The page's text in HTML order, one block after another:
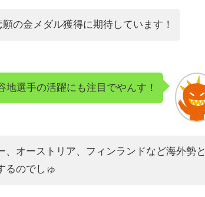
の金メダル獲得に期待しています！
地選手の活躍にも注目でやんす！
、オーストリア、フィンランドなど海外勢と
るのでしゅ